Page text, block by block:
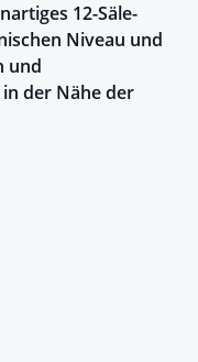
12-Säle-
Niveau und
und
der Nähe der